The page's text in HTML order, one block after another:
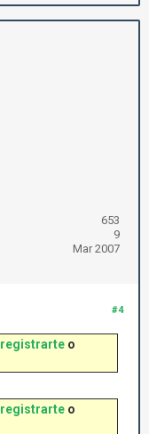
653
9
Mar 2007
#4
registrarte o
registrarte o